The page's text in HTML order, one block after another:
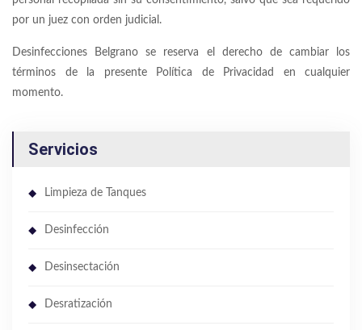
por un juez con orden judicial.
Desinfecciones Belgrano se reserva el derecho de cambiar los
términos de la presente Política de Privacidad en cualquier
momento.
Servicios
Limpieza de Tanques
Desinfección
Desinsectación
Desratización